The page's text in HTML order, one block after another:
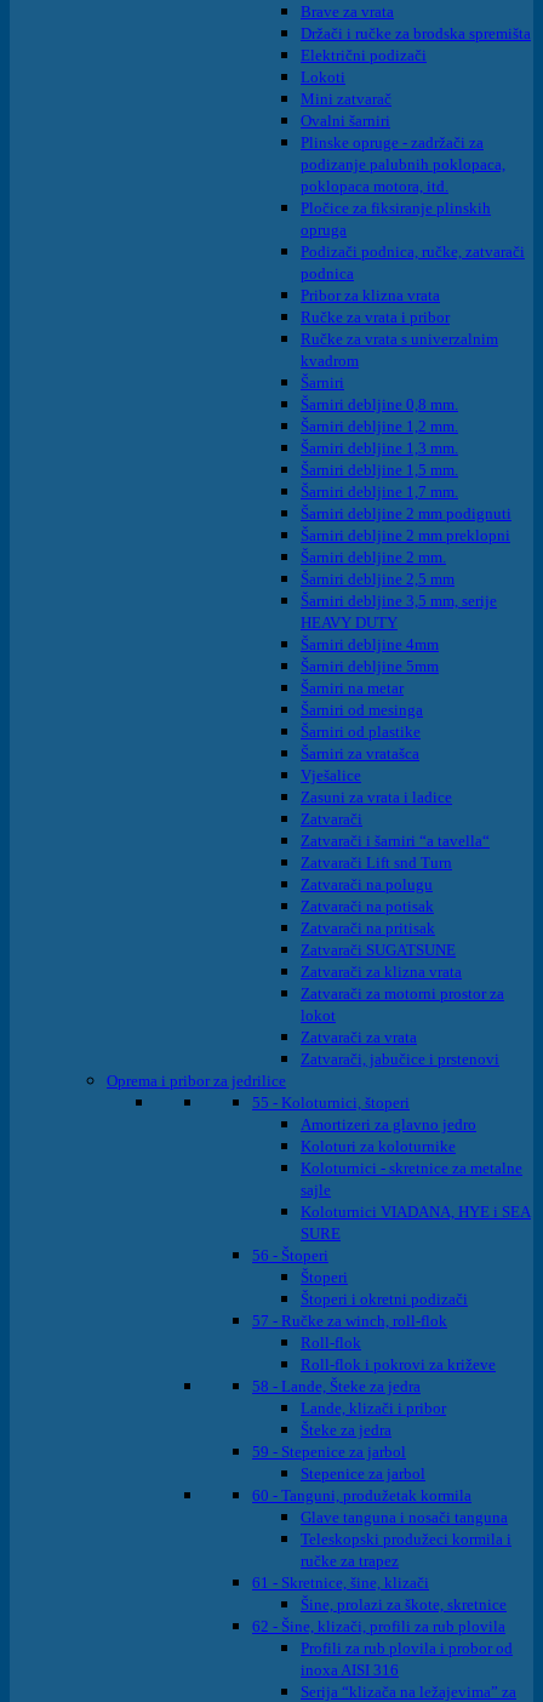
Brave za vrata
Držači i ručke za brodska spremišta
Električni podizači
Lokoti
Mini zatvarač
Ovalni šarniri
Plinske opruge - zadržači za
podizanje palubnih poklopaca,
poklopaca motora, itd.
Pločice za fiksiranje plinskih
opruga
Podizači podnica, ručke, zatvarači
podnica
Pribor za klizna vrata
Ručke za vrata i pribor
Ručke za vrata s univerzalnim
kvadrom
Šarniri
Šarniri debljine 0,8 mm.
Šarniri debljine 1,2 mm.
Šarniri debljine 1,3 mm.
Šarniri debljine 1,5 mm.
Šarniri debljine 1,7 mm.
Šarniri debljine 2 mm podignuti
Šarniri debljine 2 mm preklopni
Šarniri debljine 2 mm.
Šarniri debljine 2,5 mm
Šarniri debljine 3,5 mm, serije
HEAVY DUTY
Šarniri debljine 4mm
Šarniri debljine 5mm
Šarniri na metar
Šarniri od mesinga
Šarniri od plastike
Šarniri za vratašca
Vješalice
Zasuni za vrata i ladice
Zatvarači
Zatvarači i šarniri “a tavella“
Zatvarači Lift snd Turn
Zatvarači na polugu
Zatvarači na potisak
Zatvarači na pritisak
Zatvarači SUGATSUNE
Zatvarači za klizna vrata
Zatvarači za motorni prostor za
lokot
Zatvarači za vrata
Zatvarači, jabučice i prstenovi
Oprema i pribor za jedrilice
55 - Koloturnici, štoperi
Amortizeri za glavno jedro
Koloturi za koloturnike
Koloturnici - skretnice za metalne
sajle
Koloturnici VIADANA, HYE i SEA
SURE
56 - Štoperi
Štoperi
Štoperi i okretni podizači
57 - Ručke za winch, roll-flok
Roll-flok
Roll-flok i pokrovi za križeve
58 - Lande, Šteke za jedra
Lande, klizači i pribor
Šteke za jedra
59 - Stepenice za jarbol
Stepenice za jarbol
60 - Tanguni, produžetak kormila
Glave tanguna i nosači tanguna
Teleskopski produžeci kormila i
ručke za trapez
61 - Skretnice, šine, klizači
Šine, prolazi za škote, skretnice
62 - Šine, klizači, profili za rub plovila
Profili za rub plovila i probor od
inoxa AISI 316
Serija “klizača na ležajevima” za